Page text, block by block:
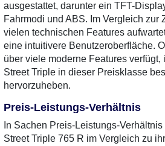
ausgestattet, darunter ein TFT-
Fahrmodi und ABS. Im Vergleich zur
vielen technischen Features
eine intuitivere Benutzeroberfläche.
über viele moderne Features verfügt,
Street Triple in dieser Preisklasse
hervorzuheben.
Preis-Leistungs-Verhältnis
In Sachen Preis-Leistungs-
Street Triple 765 R im Vergleich zu